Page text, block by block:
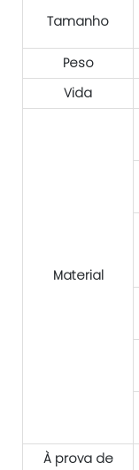
Tamanho
Peso
Vida
Material
À prova de